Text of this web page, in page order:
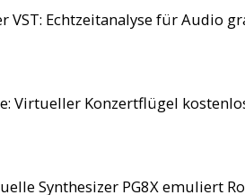
VST: Echtzeitanalyse für Audio
Virtueller Konzertflügel
Synthesizer PG8X emuliert